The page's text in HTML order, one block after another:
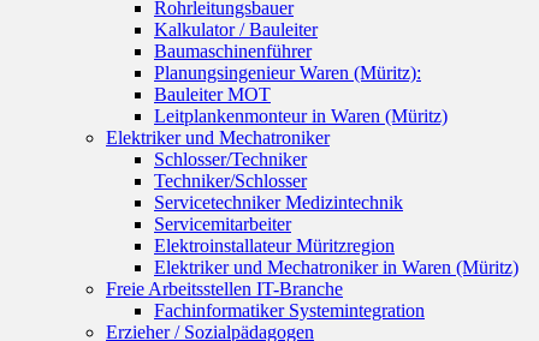
Rohrleitungsbauer
Kalkulator / Bauleiter
Baumaschinenführer
Planungsingenieur Waren (Müritz):
Bauleiter MOT
Leitplankenmonteur in Waren (Müritz)
Elektriker und Mechatroniker
Schlosser/Techniker
Techniker/Schlosser
Servicetechniker Medizintechnik
Servicemitarbeiter
Elektroinstallateur Müritzregion
Elektriker und Mechatroniker in Waren (Müritz)
Freie Arbeitsstellen IT-Branche
Fachinformatiker Systemintegration
Erzieher / Sozialpädagogen